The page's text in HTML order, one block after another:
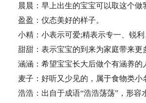
晨晨：早上出生的宝宝可以取这个做
盈盈：仪态美好的样子。
小精：小表示可爱;精表示专一、锐利
甜甜：表示宝宝的到来为家庭带来更
涵涵：希望宝宝长大后做个有涵养的
麦子：好听又少见的，属于食物类小
浩浩：出自于成语“浩浩荡荡”，形容